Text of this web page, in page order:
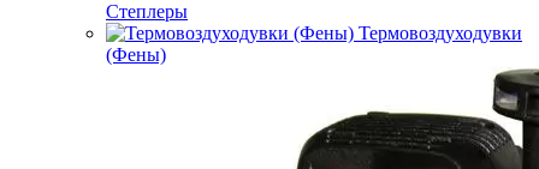
Степлеры
Термовоздуходувки
(Фены)